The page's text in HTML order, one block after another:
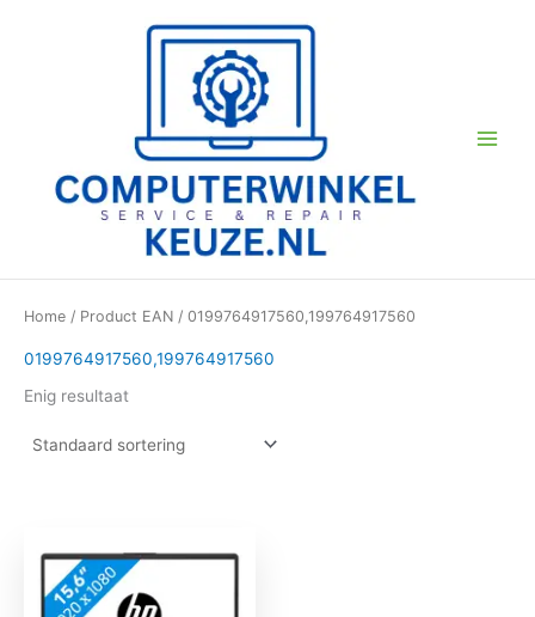
Home / Product EAN / 0199764917560,199764917560
0199764917560,199764917560
Enig resultaat